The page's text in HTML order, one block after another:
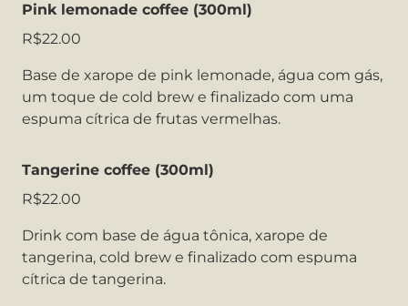
Pink lemonade coffee (300ml)
R$22.00
Base de xarope de pink lemonade, água com gás,
um toque de cold brew e finalizado com uma
espuma cítrica de frutas vermelhas.
Tangerine coffee (300ml)
R$22.00
Drink com base de água tônica, xarope de
tangerina, cold brew e finalizado com espuma
cítrica de tangerina.